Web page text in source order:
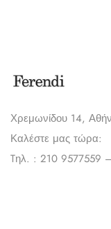
Χρεμωνίδου 14,
Καλέστε μας τώρα:
Tηλ. : 210 9577559